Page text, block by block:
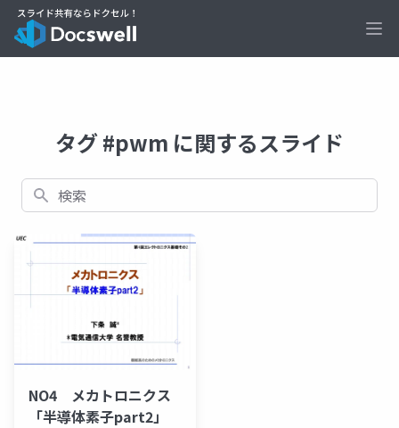
タグ #pwm に関するスライド
検索
NO4 メカトロニクス
「半導体素子part2」